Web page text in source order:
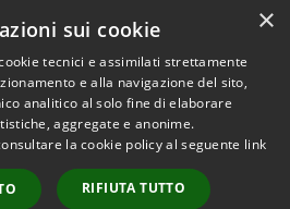
Copyright © 2026 • Città di
Pomezia • Powered by
Municipium•
Accesso
×
sui cookie
tecnici e assimilati strettamente
e alla navigazione del sito,
analitico al solo fine di elaborare
aggregate e anonime.
la cookie policy al seguente link
RIFIUTA TUTTO